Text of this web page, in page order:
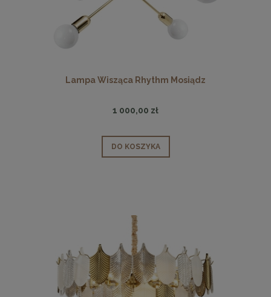
Lampa Wisząca Rhythm Mosiądz
1 000,00 zł
DO KOSZYKA